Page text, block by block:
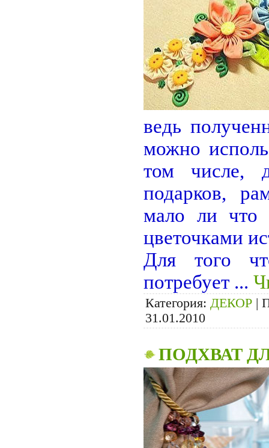
ведь
можно
том числе,
подарков,
мало ли что
цветочками
Для того
потребует ...
Категория: ДЕКОР |
31.01.2010
ПОДХВАТ